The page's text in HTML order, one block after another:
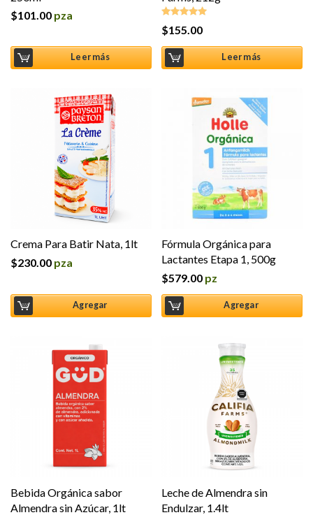
$101.00 pza
Leer más
Valorado en
$155.00
Leer más
Crema Para Batir Nata, 1lt
$230.00 pza
Agregar
Fórmula Orgánica para
Lactantes Etapa 1, 500g
$579.00 pz
Agregar
Bebida Orgánica sabor
Almendra sin Azúcar, 1lt
Leche de Almendra sin
Endulzar, 1.4lt